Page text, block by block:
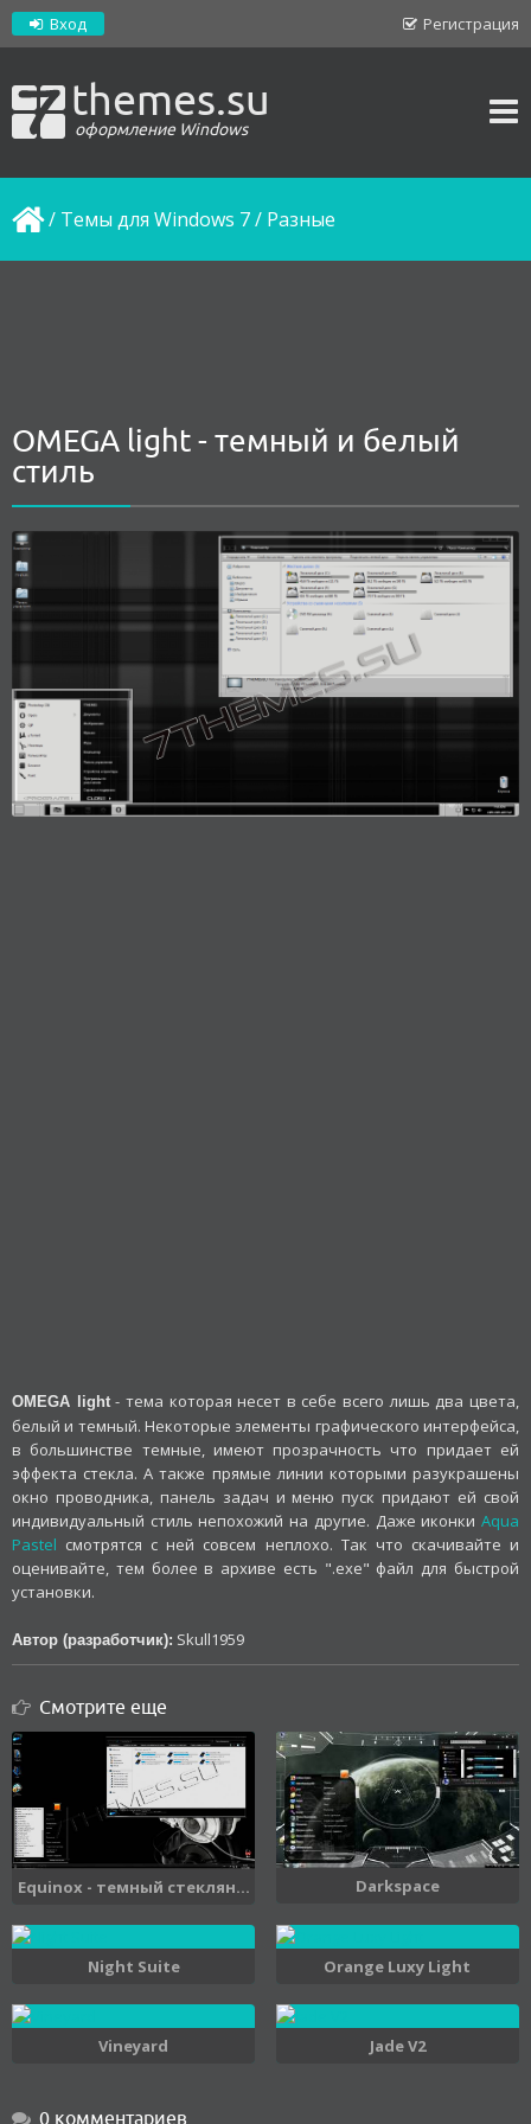
Регистрация
Вход
themes.su
оформление Windows
/ Темы для Windows 7/ Разные
OMEGA light - темный и белый
стиль
OMEGA light- тема которая несет в себе всего лишь два цвета,
белый и темный. Некоторые элементы графического интерфейса,
в большинстве темные, имеют прозрачность что придает ей
эффекта стекла. А также прямые линии которыми разукрашены
окно проводника, панель задач и меню пуск придают ей свой
индивидуальный стиль непохожий на другие. Даже иконки Aqua
Pastel смотрятся с ней совсем неплохо. Так что скачивайте и
оценивайте, тем более в архиве есть ".exe" файл для быстрой
установки.
Автор (разработчик): Skull1959
Смотрите еще
Equinox - темный стеклян... Darkspace
Night Suite Orange Luxy Light
Vineyard Jade V2
0 комментариев